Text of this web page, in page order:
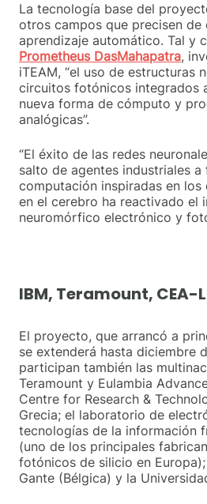
La tecnología base del
otros campos que precisen de
aprendizaje automático. Tal y
Prometheus DasMahapatra,
iTEAM, “el uso de estructuras
circuitos fotónicos integrados
nueva forma de cómputo y
analógicas”.
“El éxito de las redes
salto de agentes industriales a
computación inspiradas en los
en el cerebro ha reactivado el
neuromórfico electrónico y
IBM, Teramount, CEA-
El proyecto, que arrancó a
se extenderá hasta diciembre
participan también las
Teramount y Eulambia
Centre for Research &
Grecia; el laboratorio de
tecnologías de la información
(uno de los principales
fotónicos de silicio en
Gante (Bélgica) y la